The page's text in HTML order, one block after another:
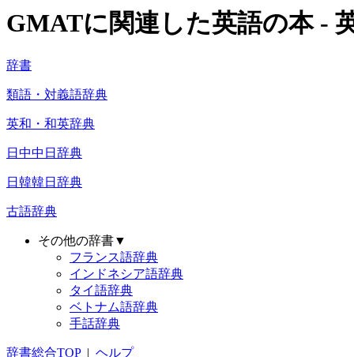
GMATに関連した英語の本 -
辞書
類語・対義語辞典
英和・和英辞典
日中中日辞典
日韓韓日辞典
古語辞典
その他の辞書▼
フランス語辞典
インドネシア語辞典
タイ語辞典
ベトナム語辞典
手話辞典
辞書総合TOP| ヘルプ